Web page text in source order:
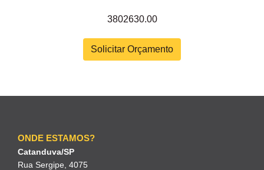
3802630.00
Solicitar Orçamento
ONDE ESTAMOS?
Catanduva/SP
Rua Sergipe, 4075